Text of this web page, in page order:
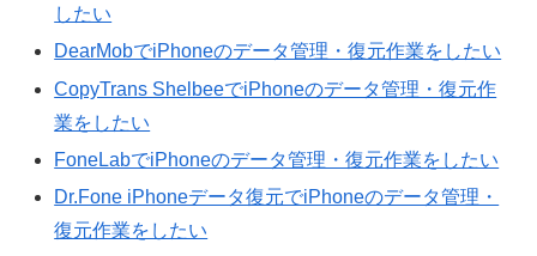
したい
DearMobでiPhoneのデータ管理・復元作業をしたい
CopyTrans ShelbeeでiPhoneのデータ管理・復元作
業をしたい
FoneLabでiPhoneのデータ管理・復元作業をしたい
Dr.Fone iPhoneデータ復元でiPhoneのデータ管理・
復元作業をしたい